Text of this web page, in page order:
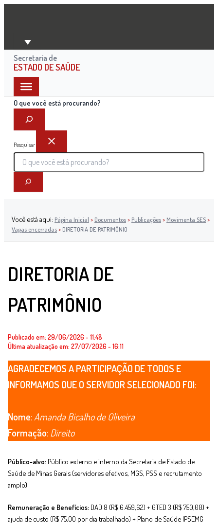
Ir
conteúdo
Secretaria de
ESTADO DE SAÚDE
O que você está procurando?
Pesquisar
Você está aqui: Página Inicial > Documentos> Publicações> Movimenta SES>
Vagas encerradas> DIRETORIA DE PATRIMÔNIO
DIRETORIA DE
PATRIMÔNIO
Publicado em: 29/06/2026 - 11:48
Última atualização em: 27/07/2026 - 16:11
AGRADECEMOS A PARTICIPAÇÃO DE TODOS E
INFORMAMOS QUE O SERVIDOR SELECIONADO FOI:
Nome: Amanda Bicalho de Oliveira
Formação: Direito
Público-alvo: Público externo e interno da Secretaria de Estado de
Saúde de Minas Gerais (servidores efetivos, MGS, PSS e recrutamento
amplo)
Remuneração e Benefícios:DAD 8 (R$ 6.459,62) + GTED 3 (R$ 750,00) +
ajuda de custo (R$ 75,00 por dia trabalhado) + Plano de Saúde IPSEMG